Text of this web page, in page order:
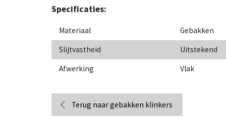
Specificaties:
Materiaal
Gebakken
Slijtvastheid
Uitstekend
Afwerking
Vlak
Terug naar gebakken klinkers